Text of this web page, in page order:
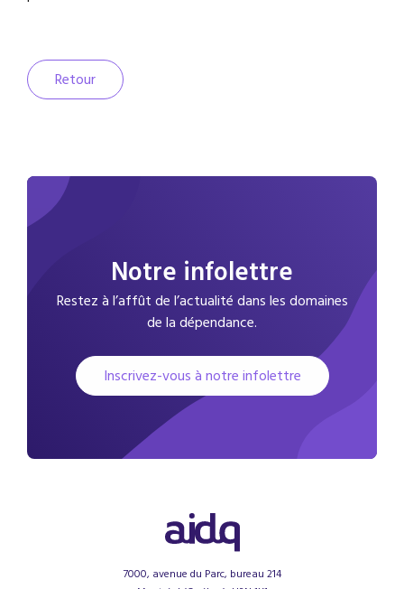
Retour
Notre infolettre
Restez à l’affût de l’actualité dans les domaines
de la dépendance.
Inscrivez-vous à notre infolettre
7000, avenue du Parc, bureau 214